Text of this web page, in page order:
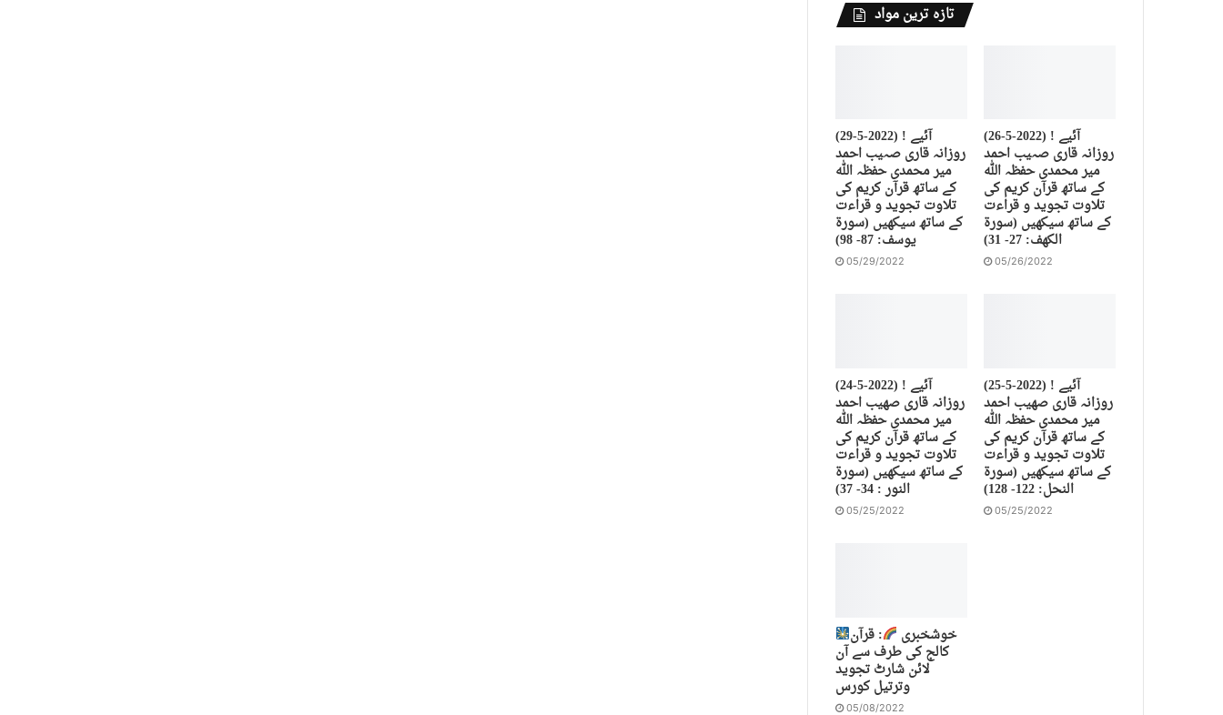
تازہ ترین مواد
(29-5-2022) آئیے !
روزانہ قاری صہیب احمد
میر محمدی حفظہ اللہ
کے ساتھ قرآن کریم کی
تلاوت تجوید و قراءت
کے ساتھ سیکھیں (سورة
يوسف: 87- 98)
05/29/2022
(26-5-2022) آئیے !
روزانہ قاری صہیب احمد
میر محمدی حفظہ اللہ
کے ساتھ قرآن کریم کی
تلاوت تجوید و قراءت
کے ساتھ سیکھیں (سورة
الكهف: 27- 31)
05/26/2022
(24-5-2022) آئیے !
روزانہ قاری صهیب احمد
میر محمدی حفظہ اللہ
کے ساتھ قرآن کریم کی
تلاوت تجوید و قراءت
کے ساتھ سیکھیں (سورة
النور : 34- 37)
05/25/2022
(25-5-2022) آئیے !
روزانہ قاری صهیب احمد
میر محمدی حفظہ اللہ
کے ساتھ قرآن کریم کی
تلاوت تجوید و قراءت
کے ساتھ سیکھیں (سورة
النحل: 122- 128)
05/25/2022
خوشخبری : قرآن
کالج کی طرف سے آن
لائن شارٹ تجوید
وترتیل کورس
05/08/2022